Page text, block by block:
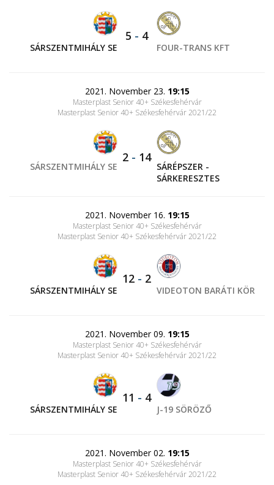
SÁRSZENTMIHÁLY SE
5 - 4
FOUR-TRANS KFT
2021. November 23. 19:15
Masterplast Senior 40+ Székesfehérvár
Masterplast Senior 40+ Székesfehérvár 2021/22
SÁRSZENTMIHÁLY SE
2 - 14
SÁRÉPSZER -
SÁRKERESZTES
2021. November 16. 19:15
Masterplast Senior 40+ Székesfehérvár
Masterplast Senior 40+ Székesfehérvár 2021/22
SÁRSZENTMIHÁLY SE
12 - 2
VIDEOTON BARÁTI KÖR
2021. November 09. 19:15
Masterplast Senior 40+ Székesfehérvár
Masterplast Senior 40+ Székesfehérvár 2021/22
SÁRSZENTMIHÁLY SE
11 - 4
J-19 SÖRÖZŐ
2021. November 02. 19:15
Masterplast Senior 40+ Székesfehérvár
Masterplast Senior 40+ Székesfehérvár 2021/22